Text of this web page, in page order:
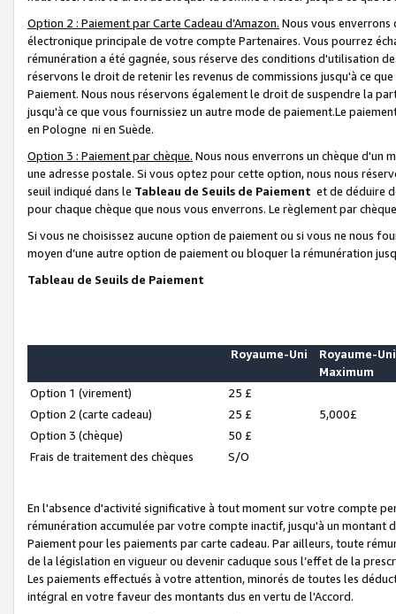
Option 2 : Paiement par Carte Cadeau d’Amazon. Nous vous
électronique principale de votre compte Partenaires. Vous pourrez
rémunération a été gagnée, sous réserve des conditions d'utilisation
réservons le droit de retenir les revenus de commissions jusqu'à ce
Paiement. Nous nous réservons également le droit de suspendre la
jusqu'à ce que vous fournissiez un autre mode de paiement.Le
en Pologne ni en Suède.
Option 3 : Paiement par chèque. Nous nous enverrons un chèque d'un
une adresse postale. Si vous optez pour cette option, nous nous
seuil indiqué dans le Tableau de Seuils de Paiement et de déduire
pour chaque chèque que nous vous enverrons. Le règlement par
Si vous ne choisissez aucune option de paiement ou si vous ne nous
moyen d’une autre option de paiement ou bloquer la rémunération
Tableau de Seuils de Paiement
Royaume-Uni
Royaume-Uni
Maximum
Option 1 (virement)
25 £
Option 2 (carte cadeau)
25 £
5,000£
Option 3 (chèque)
50 £
Frais de traitement des chèques
S/O
En l'absence d'activité significative à tout moment sur votre compte
rémunération accumulée par votre compte inactif, jusqu'à un montant
Paiement pour les paiements par carte cadeau. Par ailleurs, toute
de la législation en vigueur ou devenir caduque sous l’effet de la
Les paiements effectués à votre attention, minorés de toutes les
intégral en votre faveur des montants dus en vertu de l'Accord.